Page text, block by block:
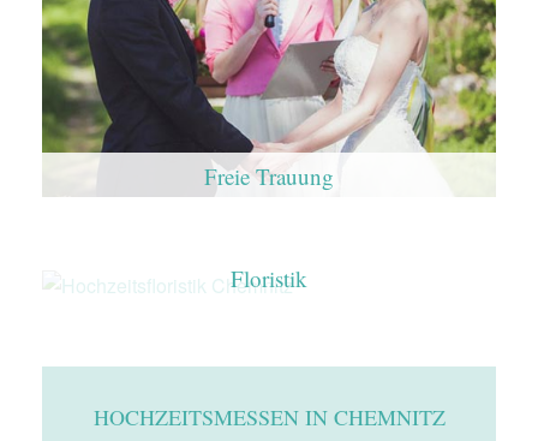
Freie Trauung
Floristik
HOCHZEITSMESSEN IN CHEMNITZ